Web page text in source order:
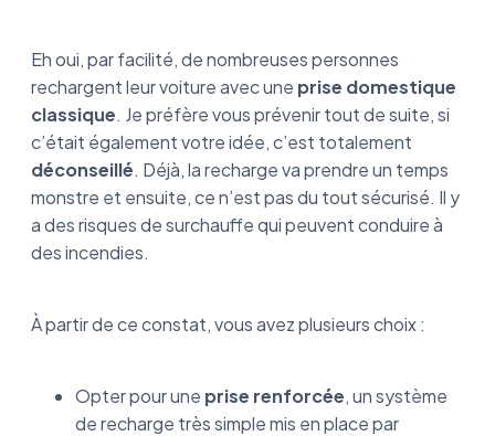
Eh oui, par facilité, de nombreuses personnes
rechargent leur voiture avec une prise domestique
classique. Je préfère vous prévenir tout de suite, si
c’était également votre idée, c’est totalement
déconseillé. Déjà, la recharge va prendre un temps
monstre et ensuite, ce n’est pas du tout sécurisé. Il y
a des risques de surchauffe qui peuvent conduire à
des incendies.
À partir de ce constat, vous avez plusieurs choix :
Opter pour une prise renforcée, un système
de recharge très simple mis en place par